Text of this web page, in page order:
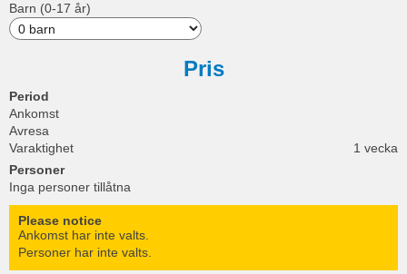
Barn (0-17 år)
Pris
Period
Ankomst
Avresa
Varaktighet
1 vecka
Personer
Inga personer tillåtna
Please notice
Ankomst har inte valts.
Personer har inte valts.